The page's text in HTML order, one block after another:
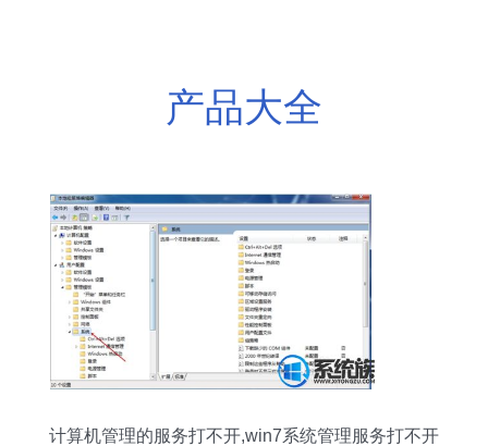
产品大全
计算机管理的服务打不开,win7系统管理服务打不开